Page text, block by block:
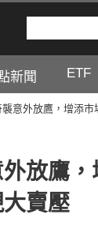
新聞 ETF
襲意外放鷹，增添
外放鷹
賣壓